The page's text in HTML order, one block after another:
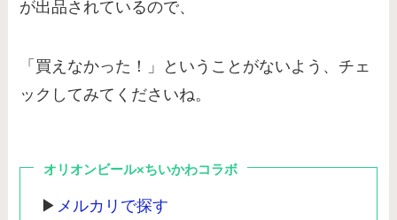
が出品されているので、
「買えなかった！」ということがないよう、チェ
ックしてみてくださいね。
オリオンビール×ちいかわコラボ
▶︎ メルカリで探す